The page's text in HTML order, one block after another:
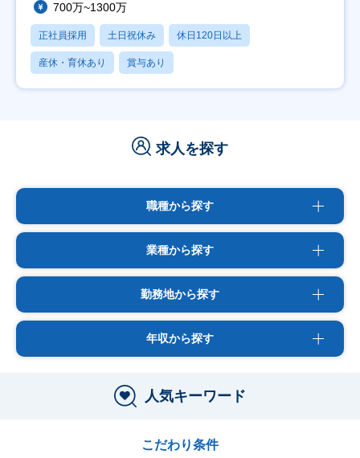
700万~1300万
正社員採用 土日祝休み 休日120日以上
産休・育休あり 賞与あり
求人を探す
職種から探す
業種から探す
勤務地から探す
年収から探す
人気キーワード
こだわり条件